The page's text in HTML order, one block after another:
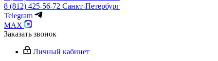
8 (812) 425-56-72 Санкт-Петербург
Telegram
MAX
Заказать звонок
Личный кабинет